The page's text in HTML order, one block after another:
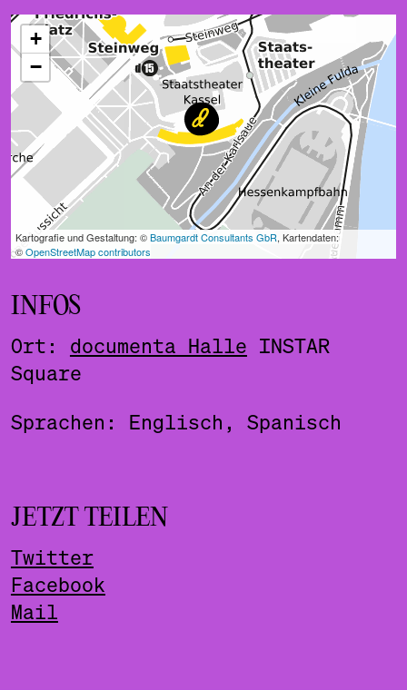
ˇ
INFOS
Ort: documenta Halle INSTAR
Square
Sprachen: Englisch, Spanisch
JETZT TEILEN
Twitter
Facebook
Mail